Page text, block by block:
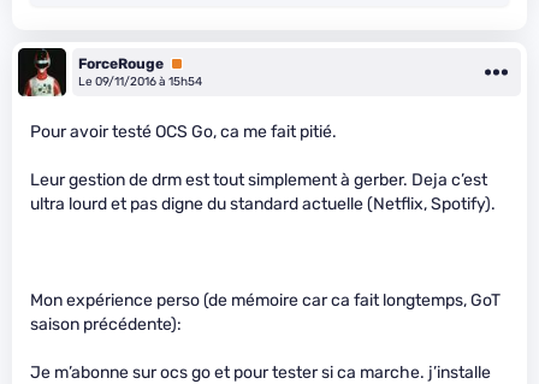
ForceRouge Premium
Le 09/11/2016 à 15h54
Pour avoir testé OCS Go, ca me fait pitié.
Leur gestion de drm est tout simplement à gerber. Deja c’est
ultra lourd et pas digne du standard actuelle (Netflix, Spotify).
Mon expérience perso (de mémoire car ca fait longtemps, GoT
saison précédente):
Je m’abonne sur ocs go et pour tester si ca marche. j’installe